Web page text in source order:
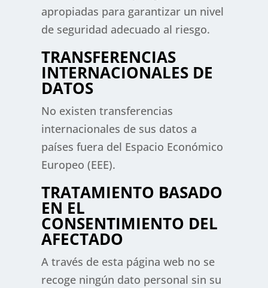
apropiadas para garantizar un nivel
de seguridad adecuado al riesgo.
TRANSFERENCIAS
INTERNACIONALES DE
DATOS
No existen transferencias
internacionales de sus datos a
países fuera del Espacio Económico
Europeo (EEE).
TRATAMIENTO BASADO
EN EL
CONSENTIMIENTO DEL
AFECTADO
A través de esta página web no se
recoge ningún dato personal sin su